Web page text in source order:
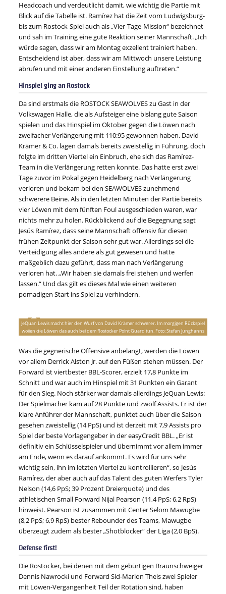
Headcoach und verdeutlicht damit, wie wichtig die Partie mit
Blick auf die Tabelle ist. Ramírez hat die Zeit vom Ludwigsburg-
bis zum Rostock-Spiel auch als „Vier-Tage-Mission“ bezeichnet
und sah im Training eine gute Reaktion seiner Mannschaft. „Ich
würde sagen, dass wir am Montag exzellent trainiert haben.
Entscheidend ist aber, dass wir am Mittwoch unsere Leistung
abrufen und mit einer anderen Einstellung auftreten.“
Hinspiel ging an Rostock
Da sind erstmals die ROSTOCK SEAWOLVES zu Gast in der
Volkswagen Halle, die als Aufsteiger eine bislang gute Saison
spielen und das Hinspiel im Oktober gegen die Löwen nach
zweifacher Verlängerung mit 110:95 gewonnen haben. David
Krämer & Co. lagen damals bereits zweistellig in Führung, doch
folgte im dritten Viertel ein Einbruch, ehe sich das Ramírez-
Team in die Verlängerung retten konnte. Das hatte erst zwei
Tage zuvor im Pokal gegen Heidelberg nach Verlängerung
verloren und bekam bei den SEAWOLVES zunehmend
schwerere Beine. Als in den letzten Minuten der Partie bereits
vier Löwen mit dem fünften Foul ausgeschieden waren, war
nichts mehr zu holen. Rückblickend auf die Begegnung sagt
Jesús Ramírez, dass seine Mannschaft offensiv für diesen
frühen Zeitpunkt der Saison sehr gut war. Allerdings sei die
Verteidigung alles andere als gut gewesen und hätte
maßgeblich dazu geführt, dass man nach Verlängerung
verloren hat. „Wir haben sie damals frei stehen und werfen
lassen.“ Und das gilt es dieses Mal wie einen weiteren
pomadigen Start ins Spiel zu verhindern.
JeQuan Lewis macht hier den Wurf von David Krämer schwerer. Im morgigen Rückspiel
wollen die Löwen das auch bei dem Rostocker Point Guard tun. Foto: Stefan Junghanns
Was die gegnerische Offensive anbelangt, werden die Löwen
vor allem Derrick Alston Jr. auf den Füßen stehen müssen. Der
Forward ist viertbester BBL-Scorer, erzielt 17,8 Punkte im
Schnitt und war auch im Hinspiel mit 31 Punkten ein Garant
für den Sieg. Noch stärker war damals allerdings JeQuan Lewis:
Der Spielmacher kam auf 28 Punkte und zwölf Assists. Er ist der
klare Anführer der Mannschaft, punktet auch über die Saison
gesehen zweistellig (14 PpS) und ist derzeit mit 7,9 Assists pro
Spiel der beste Vorlagengeber in der easyCredit BBL. „Er ist
definitiv ein Schlüsselspieler und übernimmt vor allem immer
am Ende, wenn es darauf ankommt. Es wird für uns sehr
wichtig sein, ihn im letzten Viertel zu kontrollieren“, so Jesús
Ramírez, der aber auch auf das Talent des guten Werfers Tyler
Nelson (14,6 PpS; 39 Prozent Dreierquote) und des
athletischen Small Forward Nijal Pearson (11,4 PpS; 6,2 RpS)
hinweist. Pearson ist zusammen mit Center Selom Mawugbe
(8,2 PpS; 6,9 RpS) bester Rebounder des Teams, Mawugbe
überzeugt zudem als bester „Shotblocker“ der Liga (2,0 BpS).
Defense first!
Die Rostocker, bei denen mit dem gebürtigen Braunschweiger
Dennis Nawrocki und Forward Sid-Marlon Theis zwei Spieler
mit Löwen-Vergangenheit Teil der Rotation sind, haben